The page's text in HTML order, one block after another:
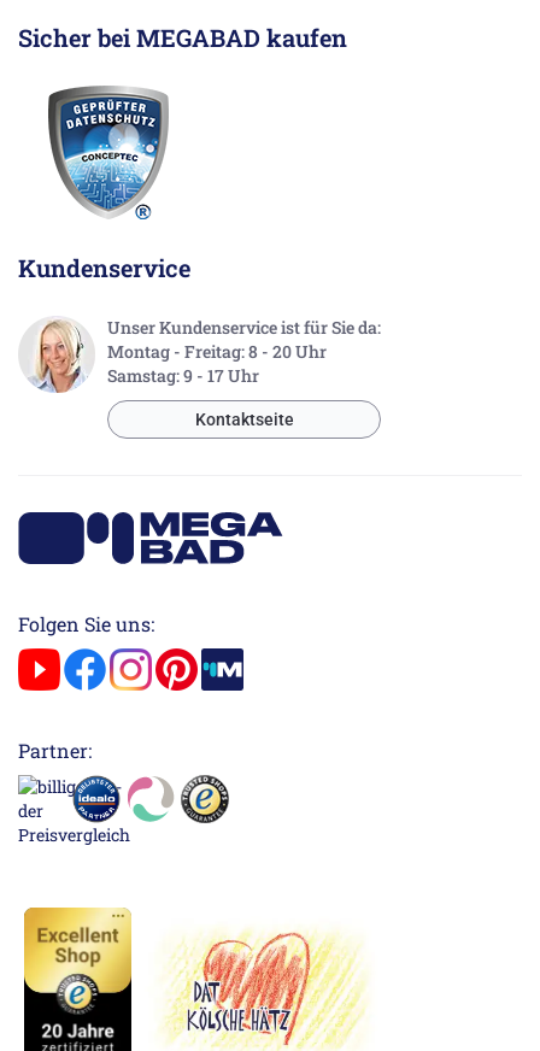
Sicher bei MEGABAD kaufen
Kundenservice
Unser Kundenservice ist für Sie da:
Montag - Freitag: 8 - 20 Uhr
Samstag: 9 - 17 Uhr
Kontaktseite
Folgen Sie uns:
Partner: